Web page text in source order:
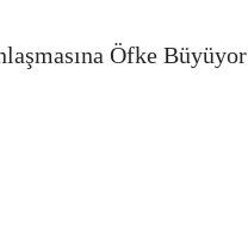
Öfke Büyüyor